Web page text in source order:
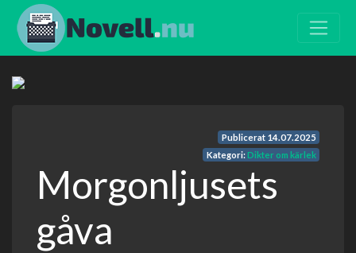
Publicerat 14.07.2025
Kategori:Dikter om kärlek
Morgonljusets
gåva